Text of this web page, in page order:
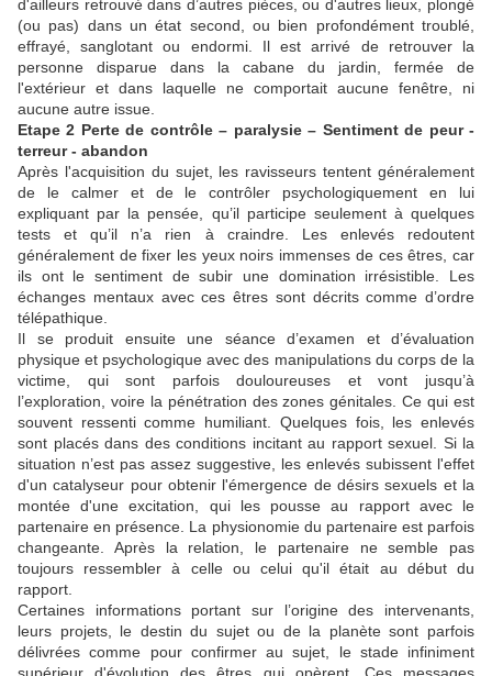
d'ailleurs retrouvé dans d’autres pièces, ou d'autres lieux, plongé
(ou pas) dans un état second, ou bien profondément troublé,
effrayé, sanglotant ou endormi. Il est arrivé de retrouver la
personne disparue dans la cabane du jardin, fermée de
l'extérieur et dans laquelle ne comportait aucune fenêtre, ni
aucune autre issue.
Etape 2 Perte de contrôle – paralysie – Sentiment de peur -
terreur - abandon
Après l'acquisition du sujet, les ravisseurs tentent généralement
de le calmer et de le contrôler psychologiquement en lui
expliquant par la pensée, qu’il participe seulement à quelques
tests et qu’il n’a rien à craindre. Les enlevés redoutent
généralement de fixer les yeux noirs immenses de ces êtres, car
ils ont le sentiment de subir une domination irrésistible. Les
échanges mentaux avec ces êtres sont décrits comme d’ordre
télépathique.
Il se produit ensuite une séance d’examen et d’évaluation
physique et psychologique avec des manipulations du corps de la
victime, qui sont parfois douloureuses et vont jusqu’à
l’exploration, voire la pénétration des zones génitales. Ce qui est
souvent ressenti comme humiliant. Quelques fois, les enlevés
sont placés dans des conditions incitant au rapport sexuel. Si la
situation n’est pas assez suggestive, les enlevés subissent l'effet
d'un catalyseur pour obtenir l'émergence de désirs sexuels et la
montée d'une excitation, qui les pousse au rapport avec le
partenaire en présence. La physionomie du partenaire est parfois
changeante. Après la relation, le partenaire ne semble pas
toujours ressembler à celle ou celui qu'il était au début du
rapport.
Certaines informations portant sur l’origine des intervenants,
leurs projets, le destin du sujet ou de la planète sont parfois
délivrées comme pour confirmer au sujet, le stade infiniment